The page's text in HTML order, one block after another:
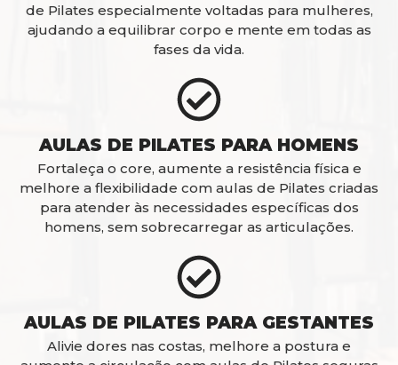
de Pilates especialmente voltadas para mulheres,
ajudando a equilibrar corpo e mente em todas as
fases da vida.
AULAS DE PILATES PARA HOMENS
Fortaleça o core, aumente a resistência física e
melhore a flexibilidade com aulas de Pilates criadas
para atender às necessidades específicas dos
homens, sem sobrecarregar as articulações.
AULAS DE PILATES PARA GESTANTES
Alivie dores nas costas, melhore a postura e